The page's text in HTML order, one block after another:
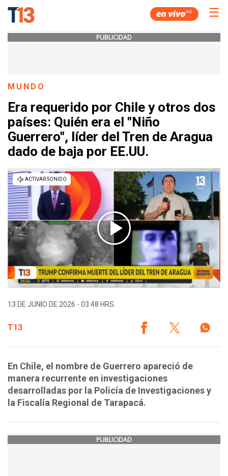
☰
PUBLICIDAD
MUNDO
Era requerido por Chile y otros dos
países: Quién era el "Niño
Guerrero", líder del Tren de Aragua
dado de baja por EE.UU.
13 DE JUNIO DE 2026 - 03:48 HRS.
T13
En Chile, el nombre de Guerrero apareció de
manera recurrente en investigaciones
desarrolladas por la Policía de Investigaciones y
la Fiscalía Regional de Tarapacá.
PUBLICIDAD